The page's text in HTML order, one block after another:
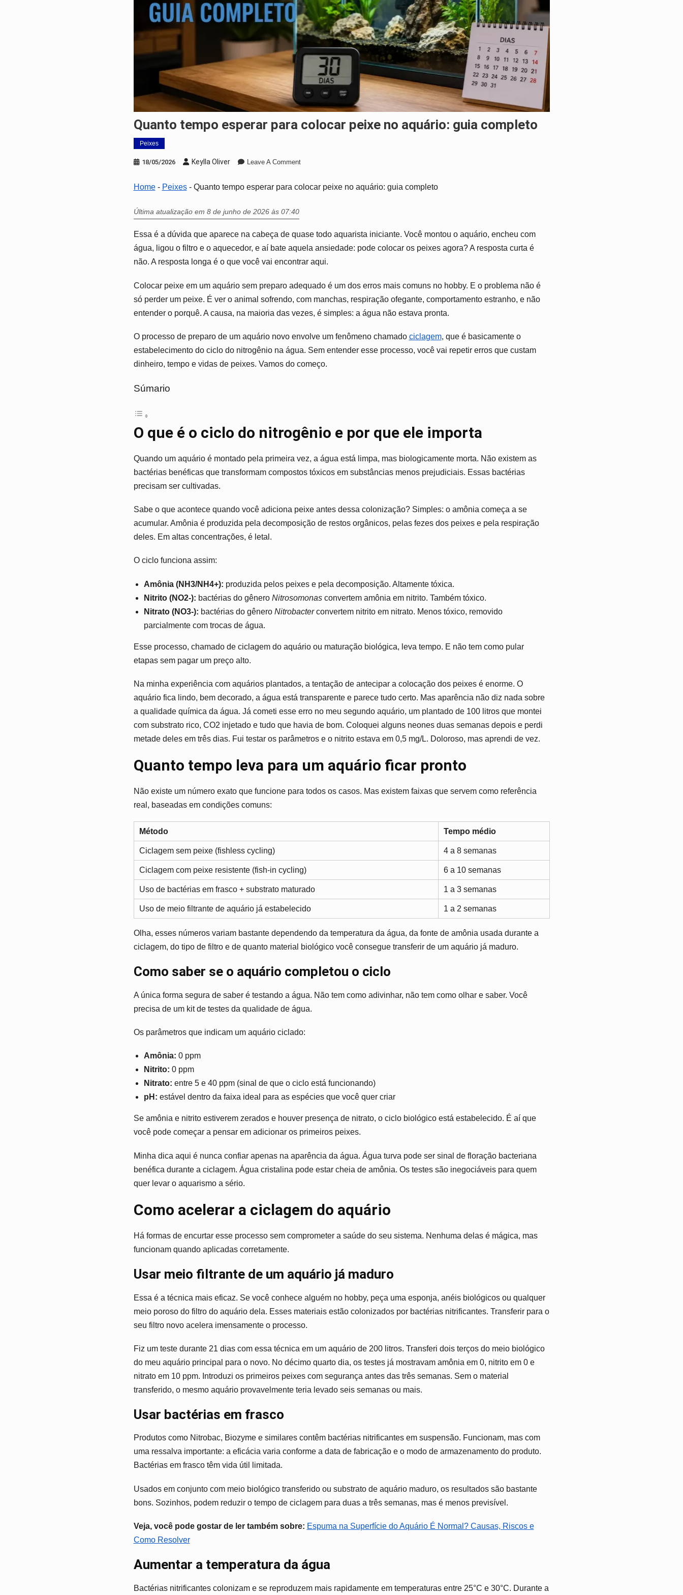
Quanto tempo esperar para colocar peixe no aquário: guia completo
Peixes
18/05/2026 Keylla Oliver Leave A CommentOn
Tempo
No
Aquário:
Guia
Home- Peixes- Quanto tempo esperar para colocar peixe no aquário: guia completo
Última atualização em 8 de junho de 2026 às 07:40
Essa é a dúvida que aparece na cabeça de quase todo aquarista iniciante. Você montou o aquário, encheu com
água, ligou o filtro e o aquecedor, e aí bate aquela ansiedade: pode colocar os peixes agora? A resposta curta é
não. A resposta longa é o que você vai encontrar aqui.
Colocar peixe em um aquário sem preparo adequado é um dos erros mais comuns no hobby. E o problema não é
só perder um peixe. É ver o animal sofrendo, com manchas, respiração ofegante, comportamento estranho, e não
entender o porquê. A causa, na maioria das vezes, é simples: a água não estava pronta.
O processo de preparo de um aquário novo envolve um fenômeno chamado ciclagem, que é basicamente o
estabelecimento do ciclo do nitrogênio na água. Sem entender esse processo, você vai repetir erros que custam
dinheiro, tempo e vidas de peixes. Vamos do começo.
Súmario
O que é o ciclo do nitrogênio e por que ele importa
Quando um aquário é montado pela primeira vez, a água está limpa, mas biologicamente morta. Não existem as
bactérias benéficas que transformam compostos tóxicos em substâncias menos prejudiciais. Essas bactérias
precisam ser cultivadas.
Sabe o que acontece quando você adiciona peixe antes dessa colonização? Simples: o amônia começa a se
acumular. Amônia é produzida pela decomposição de restos orgânicos, pelas fezes dos peixes e pela respiração
deles. Em altas concentrações, é letal.
O ciclo funciona assim:
Amônia (NH3/NH4+): produzida pelos peixes e pela decomposição. Altamente tóxica.
Nitrito (NO2-): bactérias do gênero Nitrosomonasconvertem amônia em nitrito. Também tóxico.
Nitrato (NO3-): bactérias do gênero Nitrobacterconvertem nitrito em nitrato. Menos tóxico, removido
parcialmente com trocas de água.
Esse processo, chamado de ciclagem do aquário ou maturação biológica, leva tempo. E não tem como pular
etapas sem pagar um preço alto.
Na minha experiência com aquários plantados, a tentação de antecipar a colocação dos peixes é enorme. O
aquário fica lindo, bem decorado, a água está transparente e parece tudo certo. Mas aparência não diz nada sobre
a qualidade química da água. Já cometi esse erro no meu segundo aquário, um plantado de 100 litros que montei
com substrato rico, CO2 injetado e tudo que havia de bom. Coloquei alguns neones duas semanas depois e perdi
metade deles em três dias. Fui testar os parâmetros e o nitrito estava em 0,5 mg/L. Doloroso, mas aprendi de vez.
Quanto tempo leva para um aquário ficar pronto
Não existe um número exato que funcione para todos os casos. Mas existem faixas que servem como referência
real, baseadas em condições comuns:
Método Tempo médio
Ciclagem sem peixe (fishless cycling) 4 a 8 semanas
Ciclagem com peixe resistente (fish-in cycling) 6 a 10 semanas
Uso de bactérias em frasco + substrato maturado 1 a 3 semanas
Uso de meio filtrante de aquário já estabelecido 1 a 2 semanas
Olha, esses números variam bastante dependendo da temperatura da água, da fonte de amônia usada durante a
ciclagem, do tipo de filtro e de quanto material biológico você consegue transferir de um aquário já maduro.
Como saber se o aquário completou o ciclo
A única forma segura de saber é testando a água. Não tem como adivinhar, não tem como olhar e saber. Você
precisa de um kit de testes da qualidade de água.
Os parâmetros que indicam um aquário ciclado:
Amônia: 0 ppm
Nitrito: 0 ppm
Nitrato: entre 5 e 40 ppm (sinal de que o ciclo está funcionando)
pH: estável dentro da faixa ideal para as espécies que você quer criar
Se amônia e nitrito estiverem zerados e houver presença de nitrato, o ciclo biológico está estabelecido. É aí que
você pode começar a pensar em adicionar os primeiros peixes.
Minha dica aqui é nunca confiar apenas na aparência da água. Água turva pode ser sinal de floração bacteriana
benéfica durante a ciclagem. Água cristalina pode estar cheia de amônia. Os testes são inegociáveis para quem
quer levar o aquarismo a sério.
Como acelerar a ciclagem do aquário
Há formas de encurtar esse processo sem comprometer a saúde do seu sistema. Nenhuma delas é mágica, mas
funcionam quando aplicadas corretamente.
Usar meio filtrante de um aquário já maduro
Essa é a técnica mais eficaz. Se você conhece alguém no hobby, peça uma esponja, anéis biológicos ou qualquer
meio poroso do filtro do aquário dela. Esses materiais estão colonizados por bactérias nitrificantes. Transferir para o
seu filtro novo acelera imensamente o processo.
Fiz um teste durante 21 dias com essa técnica em um aquário de 200 litros. Transferi dois terços do meio biológico
do meu aquário principal para o novo. No décimo quarto dia, os testes já mostravam amônia em 0, nitrito em 0 e
nitrato em 10 ppm. Introduzi os primeiros peixes com segurança antes das três semanas. Sem o material
transferido, o mesmo aquário provavelmente teria levado seis semanas ou mais.
Usar bactérias em frasco
Produtos como Nitrobac, Biozyme e similares contêm bactérias nitrificantes em suspensão. Funcionam, mas com
uma ressalva importante: a eficácia varia conforme a data de fabricação e o modo de armazenamento do produto.
Bactérias em frasco têm vida útil limitada.
Usados em conjunto com meio biológico transferido ou substrato de aquário maduro, os resultados são bastante
bons. Sozinhos, podem reduzir o tempo de ciclagem para duas a três semanas, mas é menos previsível.
Veja, você pode gostar de ler também sobre: Espuma na Superfície do Aquário É Normal? Causas, Riscos e
Como Resolver
Aumentar a temperatura da água
Bactérias nitrificantes colonizam e se reproduzem mais rapidamente em temperaturas entre 25°C e 30°C. Durante a